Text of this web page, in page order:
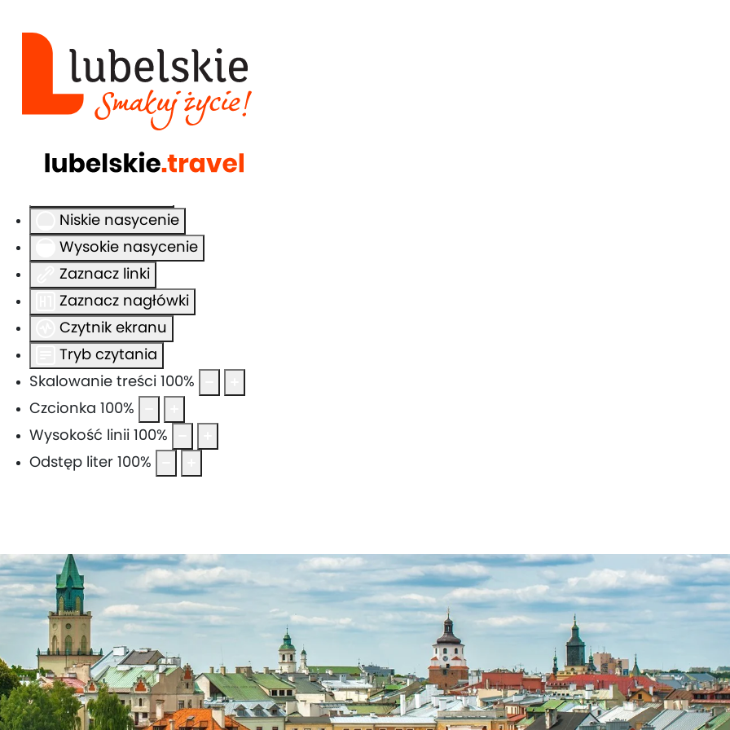
Ułatwienia dostępu
Odwróć kolory
Ciemny kontrast
Niskie nasycenie
Wysokie nasycenie
Zaznacz linki
Zaznacz nagłówki
Czytnik ekranu
Tryb czytania
Skalowanie treści 100%
Czcionka 100%
Wysokość linii 100%
Odstęp liter 100%